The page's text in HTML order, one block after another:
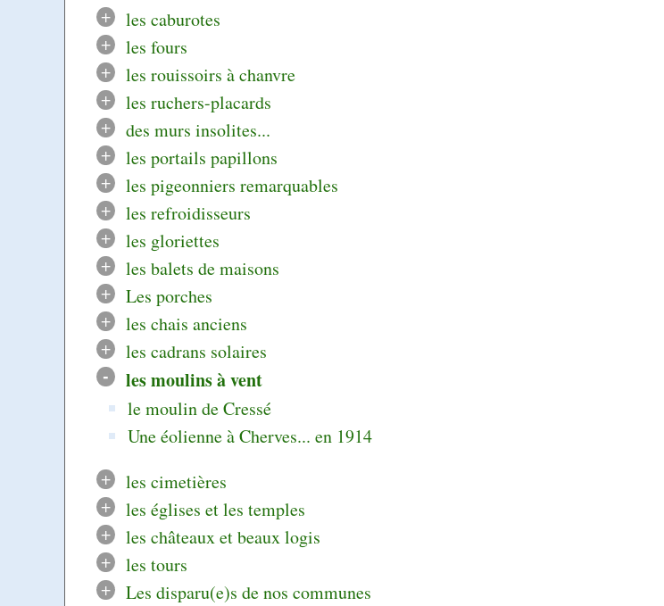
+
les caburotes
+
les fours
+
les rouissoirs à chanvre
+
les ruchers-placards
+
des murs insolites...
+
les portails papillons
+
les pigeonniers remarquables
+
les refroidisseurs
+
les gloriettes
+
les balets de maisons
+
Les porches
+
les chais anciens
+
les cadrans solaires
- les moulins à vent
le moulin de Cressé
Une éolienne à Cherves... en 1914
+
les cimetières
+
les églises et les temples
+
les châteaux et beaux logis
+
les tours
+
Les disparu(e)s de nos communes